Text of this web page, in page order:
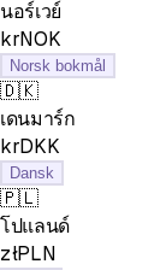
นอร์เวย์
krNOK
Norsk bokmål
🇩🇰
เดนมาร์ก
krDKK
Dansk
🇵🇱
โปแลนด์
złPLN